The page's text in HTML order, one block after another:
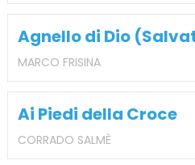
Agnello di Dio
MARCO FRISINA
Ai Piedi della Croce
CORRADO SALMÈ